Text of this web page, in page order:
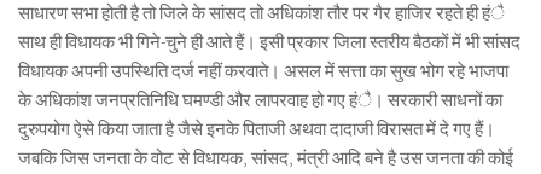
साधारण सभा होती है तो जिले के सांसद तो अधिकांश तौर पर गैर हाजिर रहते ही हंै
साथ ही विधायक भी गिने-चुने ही आते हैं। इसी प्रकार जिला स्तरीय बैठकों में भी सांसद
विधायक अपनी उपस्थिति दर्ज नहीं करवाते। असल में सत्ता का सुख भोग रहे भाजपा
के अधिकांश जनप्रतिनिधि घमण्डी और लापरवाह हो गए हंै। सरकारी साधनों का
दुरुपयोग ऐसे किया जाता है जैसे इनके पिताजी अथवा दादाजी विरासत में दे गए हैं।
जबकि जिस जनता के वोट से विधायक, सांसद, मंत्री आदि बने है उस जनता की कोई